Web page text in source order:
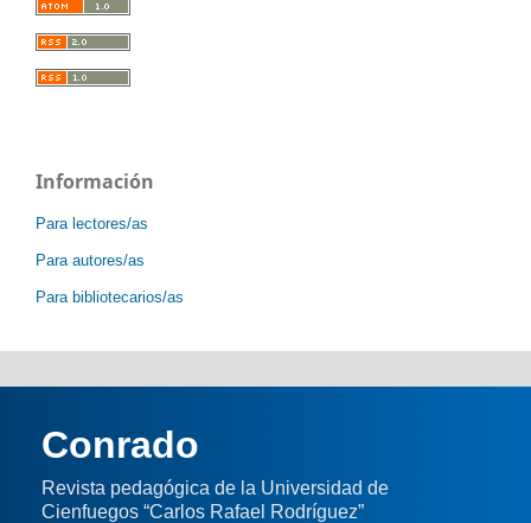
Información
Para lectores/as
Para autores/as
Para bibliotecarios/as
Conrado
Revista pedagógica de la Universidad de
Cienfuegos “Carlos Rafael Rodríguez”